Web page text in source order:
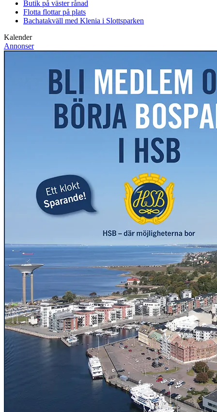
Butik på väster rånad
Flotta flottar på plats
Bachatakväll med Klenia i Slottsparken
Kalender
Annonser